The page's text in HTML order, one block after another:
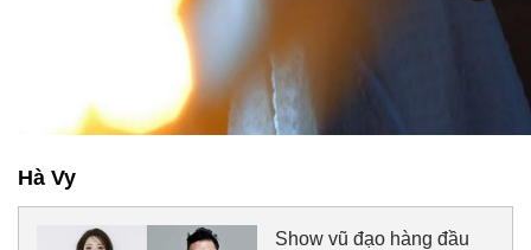
Hà Vy
Show vũ đạo hàng đầu